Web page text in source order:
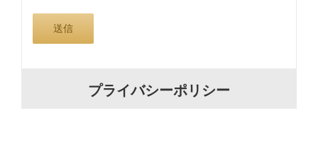
プライバシーポリシー